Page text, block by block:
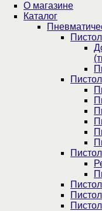
О магазине
Каталог